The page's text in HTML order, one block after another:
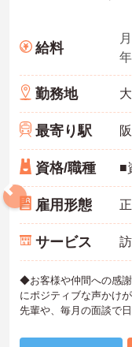
給料
勤務地
最寄り駅
資格/職種
雇用形態
サービス
◆お客様や仲間への感
にポジティブな声かけ
先輩や、毎月の面談で
社でも自然と馴染める